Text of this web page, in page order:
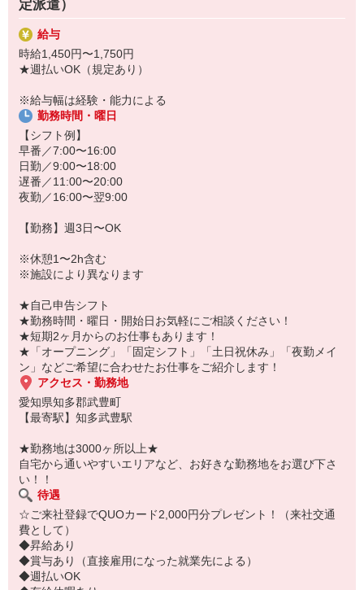
・歩行、車椅子の介助
・見守り
※施設により異なります
★施設内は冷暖房完備！いつでも快適にお仕事できますよ！
あなたのスキルに合わせて少しずつお仕事をお願いしていきます。
20代・30代・40代・50代・60代、
若手からミドル、中高年（エルダー）、シニア世代まで幅広く活躍
中！
「こんな時だからこそ、しっかり稼いでおきたい！」
「すぐに働けるところはないかな…」
「しっかり稼げるアルバイトを探してる。」
そんな方もぜひ！お気軽にご連絡ください♪
定派遣）
給与
時給1,450円〜1,750円
★週払いOK（規定あり）
※給与幅は経験・能力による
勤務時間・曜日
【シフト例】
早番／7:00〜16:00
日勤／9:00〜18:00
遅番／11:00〜20:00
夜勤／16:00〜翌9:00
【勤務】週3日〜OK
※休憩1〜2h含む
※施設により異なります
★自己申告シフト
★勤務時間・曜日・開始日お気軽にご相談ください！
★短期2ヶ月からのお仕事もあります！
★「オープニング」「固定シフト」「土日祝休み」「夜勤メイ
ン」などご希望に合わせたお仕事をご紹介します！
アクセス・勤務地
愛知県知多郡武豊町
【最寄駅】知多武豊駅
★勤務地は3000ヶ所以上★
自宅から通いやすいエリアなど、お好きな勤務地をお選び下さ
い！！
待遇
☆ご来社登録でQUOカード2,000円分プレゼント！（来社交通
費として）
◆昇給あり
◆賞与あり（直接雇用になった就業先による）
◆週払いOK